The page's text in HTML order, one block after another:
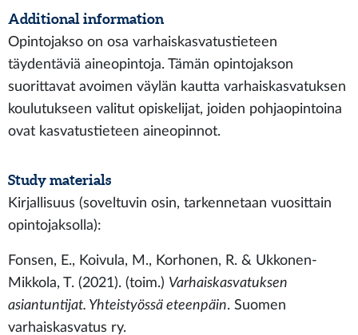
Additional information
Opintojakso on osa varhaiskasvatustieteen
täydentäviä aineopintoja. Tämän opintojakson
suorittavat avoimen väylän kautta varhaiskasvatuksen
koulutukseen valitut opiskelijat, joiden pohjaopintoina
ovat kasvatustieteen aineopinnot.
Study materials
Kirjallisuus (soveltuvin osin, tarkennetaan vuosittain
opintojaksolla):
Fonsen, E., Koivula, M., Korhonen, R. & Ukkonen-
Mikkola, T. (2021). (toim.) Varhaiskasvatuksen
asiantuntijat. Yhteistyössä eteenpäin. Suomen
varhaiskasvatus ry.